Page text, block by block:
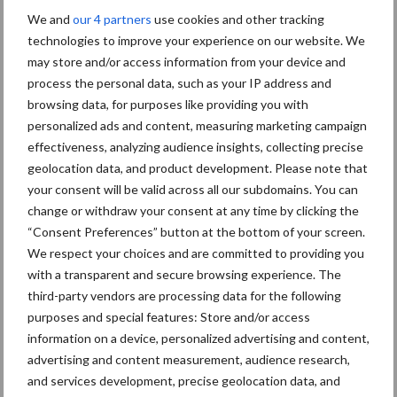
We and our 4 partners use cookies and other tracking
technologies to improve your experience on our website. We
may store and/or access information from your device and
process the personal data, such as your IP address and
browsing data, for purposes like providing you with
personalized ads and content, measuring marketing campaign
effectiveness, analyzing audience insights, collecting precise
geolocation data, and product development. Please note that
your consent will be valid across all our subdomains. You can
change or withdraw your consent at any time by clicking the
“Consent Preferences” button at the bottom of your screen.
We respect your choices and are committed to providing you
with a transparent and secure browsing experience. The
third-party vendors are processing data for the following
purposes and special features: Store and/or access
information on a device, personalized advertising and content,
advertising and content measurement, audience research,
and services development, precise geolocation data, and
Begin maart kopte de agrarische media dat de kennis van de
erfbetreders over broeikasgassen, kringloop- en natuurinclusieve
landbouw tegenvalt. In de vertaling van FeedPrint naar de
veehouder speelt de erfbetreder een belangrijke rol.
De FeedPrint kan een kans bieden om de efficiëntie van onze
landbouw beter naar waarde te schatten. Elke schakel in de
sector zal hier meerwaarde kunnen bieden, maar hiervoor is een
integrale aanpak noodzakelijk.
Bron:Nevedi
Aanbevolen voor jou!